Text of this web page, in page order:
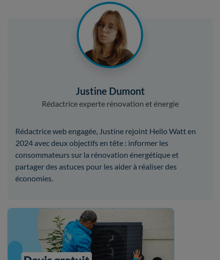
Justine Dumont
Rédactrice experte rénovation et énergie
Rédactrice web engagée, Justine rejoint Hello Watt en
2024 avec deux objectifs en tête : informer les
consommateurs sur la rénovation énergétique et
partager des astuces pour les aider à réaliser des
économies.